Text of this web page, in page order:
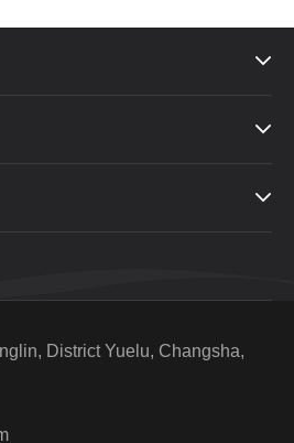



District Yuelu, Changsha,